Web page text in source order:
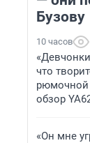
Бузову
10 часов
что
рюмочной
обзор
«Он мне